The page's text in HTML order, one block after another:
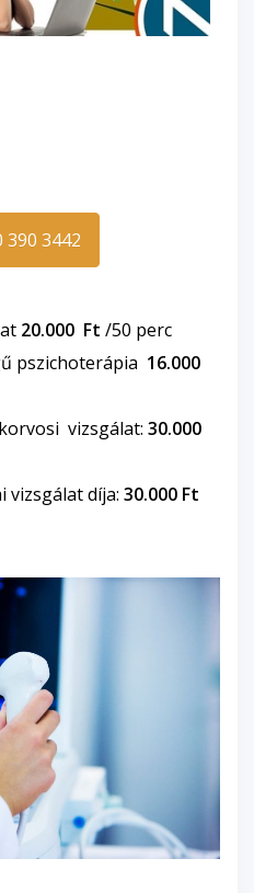
390 3442
20.000 Ft /50 perc
pszichoterápia 16.000
vizsgálat: 30.000
vizsgálat díja: 30.000 Ft